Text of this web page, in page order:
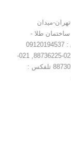
میدان
ساختمان طلا -
طبقه چهارم - واحد2 موبایل : 09120194537
تلفن : 021-88247872~3, 021-88736225, 021-
88731256 فکس : 021-88730131 تلفکس :